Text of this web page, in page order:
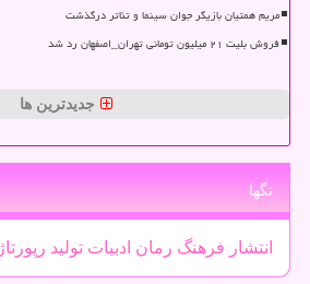
مریم همتیان بازیگر جوان سینما و تئاتر درگذشت
فروش بلیت ۲۱ میلیون تومانی تهران_اصفهان رد شد
جدیدترین ها
تگها
انتشار فرهنگ رمان ادبیات تولید رپورتاژ